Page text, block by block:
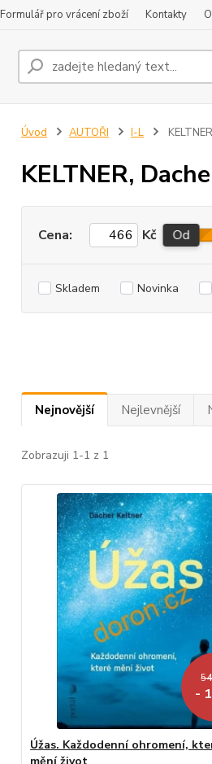
Formulář pro vrácení zboží Kontakty
Úvod AUTOŘI I-L
KELTNER,
Cena: Kč Od
Skladem Novinka
Nejnovější Nejlevnější
Zobrazuji 1-1 z 1
-
Úžas. Každodenní ohromení,